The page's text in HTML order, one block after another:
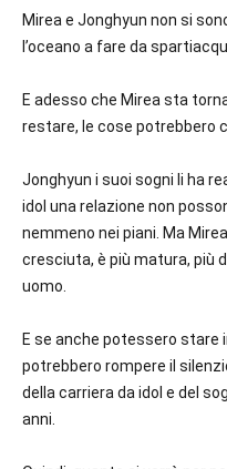
Mirea e Jonghyun non si
l’oceano a fare da
E adesso che Mirea sta
restare, le cose potrebbero
Jonghyun i suoi sogni li ha
idol una relazione non
nemmeno nei piani. Ma
cresciuta, è più matura, più
uomo.
E se anche potessero stare
potrebbero rompere il
della carriera da idol e del
anni.